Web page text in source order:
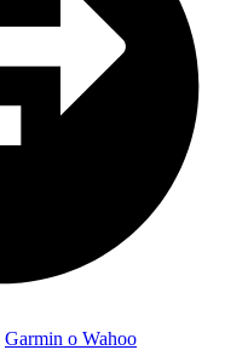
Garmin o Wahoo